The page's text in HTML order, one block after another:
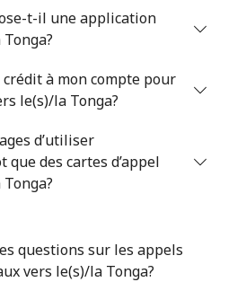
5 min pour ⁦€5⁩
111 min pour
18 min pour ⁦€5⁩
18 min pour ⁦€5⁩
t-il une application
à mon compte pour
le(s)/la Tonga?
d’utiliser
que des cartes d’appel
questions sur les appels
vers le(s)/la Tonga?